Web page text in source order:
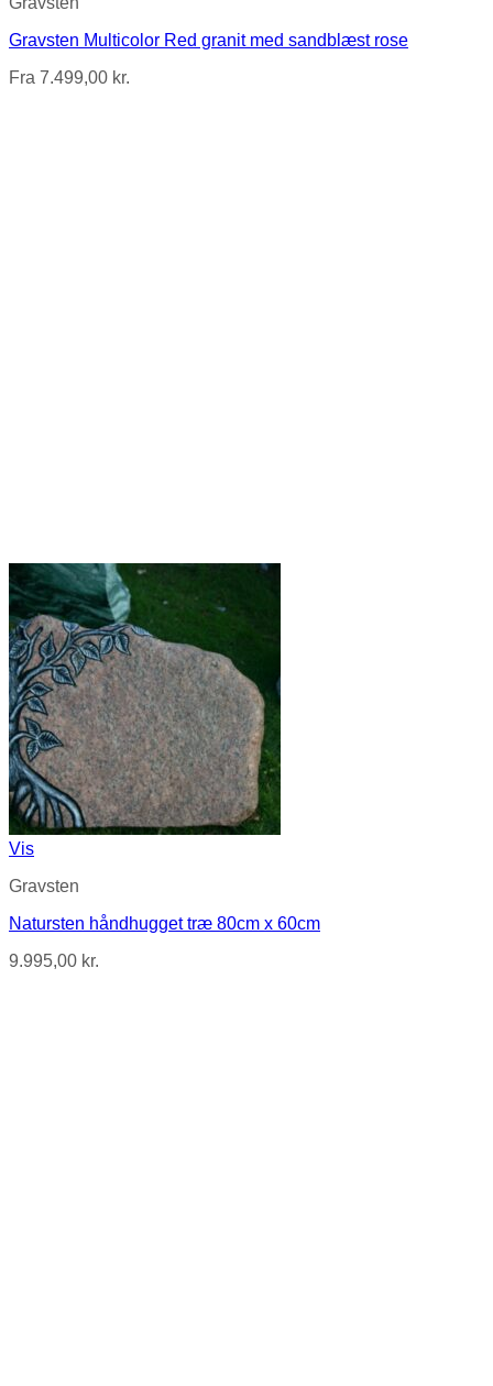
Gravsten Multicolor Red granit med sandblæst rose
Fra 7.499,00 kr.
Vis
Gravsten
Natursten håndhugget træ 80cm x 60cm
9.995,00 kr.